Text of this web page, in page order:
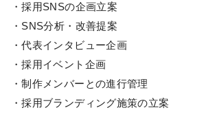
・採用SNSの企画立案
・SNS分析・改善提案
・代表インタビュー企画
・採用イベント企画
・制作メンバーとの進行管理
・採用ブランディング施策の立案